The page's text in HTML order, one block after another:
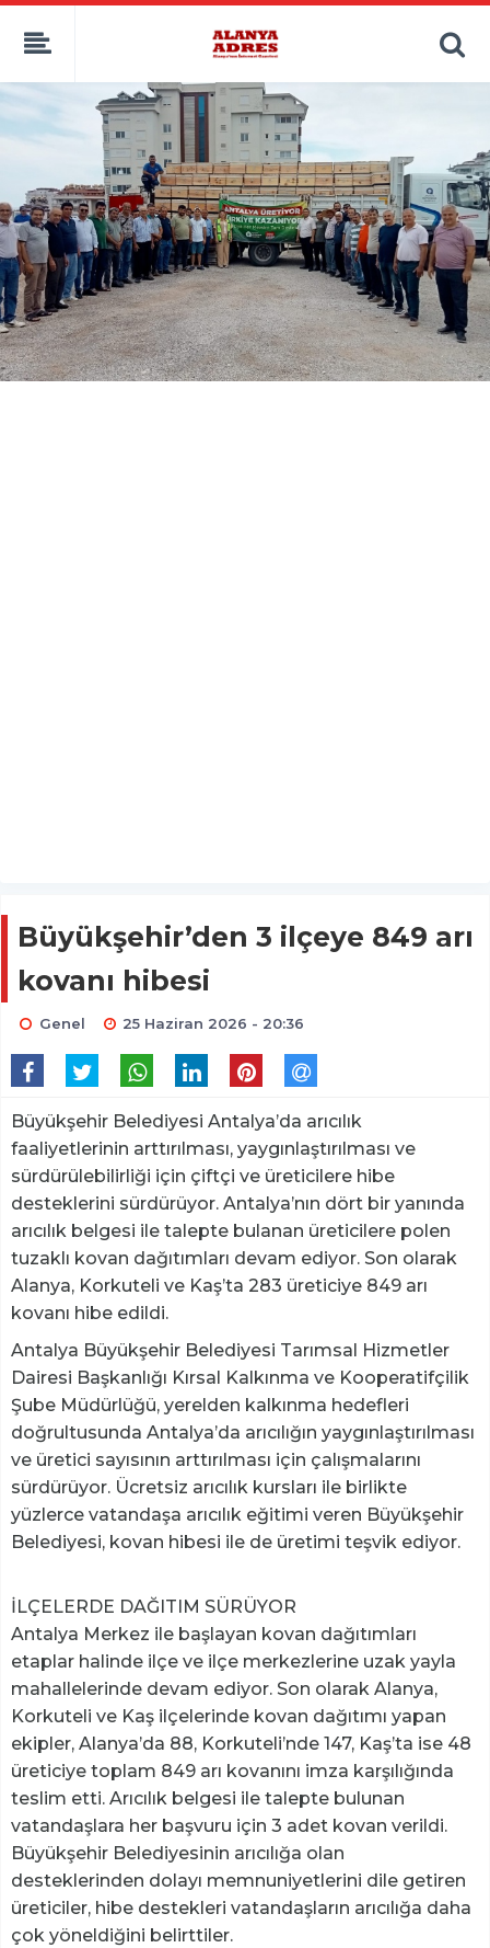
kaçak bahis
deneme bonusu
canlı bahis siteleri
deneme bonusu veren siteler
porno izle
Büyükşehir’den 3 ilçeye 849 arı
kovanı hibesi
Genel 25 Haziran 2026 - 20:36
Büyükşehir Belediyesi Antalya’da arıcılık
faaliyetlerinin arttırılması, yaygınlaştırılması ve
sürdürülebilirliği için çiftçi ve üreticilere hibe
desteklerini sürdürüyor. Antalya’nın dört bir yanında
arıcılık belgesi ile talepte bulanan üreticilere polen
tuzaklı kovan dağıtımları devam ediyor. Son olarak
Alanya, Korkuteli ve Kaş’ta 283 üreticiye 849 arı
kovanı hibe edildi.
Antalya Büyükşehir Belediyesi Tarımsal Hizmetler
Dairesi Başkanlığı Kırsal Kalkınma ve Kooperatifçilik
Şube Müdürlüğü, yerelden kalkınma hedefleri
doğrultusunda Antalya’da arıcılığın yaygınlaştırılması
ve üretici sayısının arttırılması için çalışmalarını
sürdürüyor. Ücretsiz arıcılık kursları ile birlikte
yüzlerce vatandaşa arıcılık eğitimi veren Büyükşehir
Belediyesi, kovan hibesi ile de üretimi teşvik ediyor.
İLÇELERDE DAĞITIM SÜRÜYOR
Antalya Merkez ile başlayan kovan dağıtımları
etaplar halinde ilçe ve ilçe merkezlerine uzak yayla
mahallelerinde devam ediyor. Son olarak Alanya,
Korkuteli ve Kaş ilçelerinde kovan dağıtımı yapan
ekipler, Alanya’da 88, Korkuteli’nde 147, Kaş’ta ise 48
üreticiye toplam 849 arı kovanını imza karşılığında
teslim etti. Arıcılık belgesi ile talepte bulunan
vatandaşlara her başvuru için 3 adet kovan verildi.
Büyükşehir Belediyesinin arıcılığa olan
desteklerinden dolayı memnuniyetlerini dile getiren
üreticiler, hibe destekleri vatandaşların arıcılığa daha
çok yöneldiğini belirttiler.